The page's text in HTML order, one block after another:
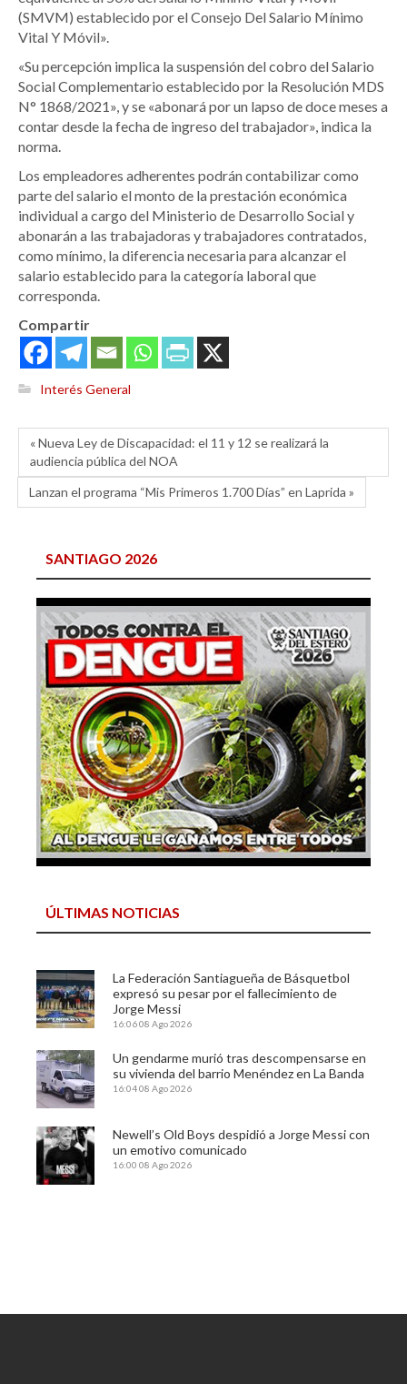
(SMVM) establecido por el Consejo Del Salario Mínimo
Vital Y Móvil».
«Su percepción implica la suspensión del cobro del Salario
Social Complementario establecido por la Resolución MDS
N° 1868/2021», y se «abonará por un lapso de doce meses a
contar desde la fecha de ingreso del trabajador», indica la
norma.
Los empleadores adherentes podrán contabilizar como
parte del salario el monto de la prestación económica
individual a cargo del Ministerio de Desarrollo Social y
abonarán a las trabajadoras y trabajadores contratados,
como mínimo, la diferencia necesaria para alcanzar el
salario establecido para la categoría laboral que
corresponda.
Compartir
Interés General
« Nueva Ley de Discapacidad: el 11 y 12 se realizará la
audiencia pública del NOA
Lanzan el programa “Mis Primeros 1.700 Días” en Laprida »
SANTIAGO 2026
ÚLTIMAS NOTICIAS
La Federación Santiagueña de Básquetbol
expresó su pesar por el fallecimiento de
Jorge Messi
16:0608 Ago 2026
Un gendarme murió tras descompensarse en
su vivienda del barrio Menéndez en La Banda
16:0408 Ago 2026
Newell’s Old Boys despidió a Jorge Messi con
un emotivo comunicado
16:00 08 Ago 2026